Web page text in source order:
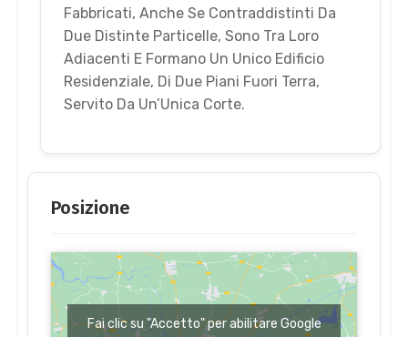
Fabbricati, Anche Se Contraddistinti Da
Due Distinte Particelle, Sono Tra Loro
Adiacenti E Formano Un Unico Edificio
Residenziale, Di Due Piani Fuori Terra,
Servito Da Un’Unica Corte.
Posizione
Fai clic su "Accetto" per abilitare Google